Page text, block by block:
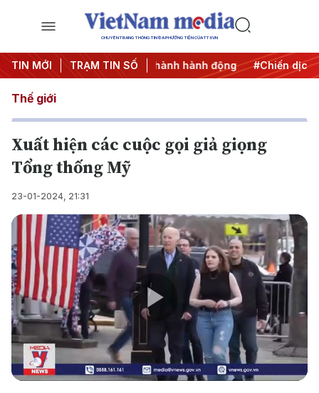
CHUYÊN TRANG THÔNG TIN ĐA PHƯƠNG TIỆN CỦA TTXVN
TIN MỚI TRẠM TIN SỐ
#Đưa Nghị quyết thành hành động #Chiến dịch 500
Thế giới
Xuất hiện các cuộc gọi giả giọng
Tổng thống Mỹ
23-01-2024, 21:31
Play
Video